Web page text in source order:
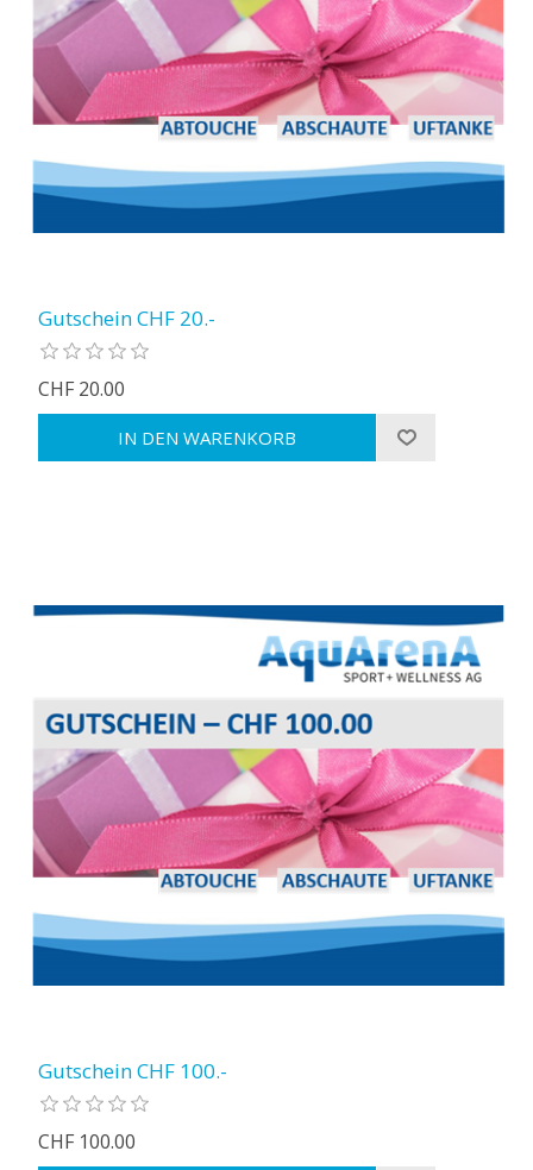
Gutschein CHF 20.-
CHF 20.00
Gutschein CHF 100.-
CHF 100.00